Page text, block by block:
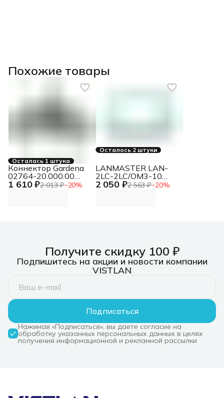
Похожие товары
Осталась 1 штука
1 610 ₽2 013 ₽−20%
Коннектор Gardena
02764-20.000.00
Д.вх.3/4"
Осталось 2 штуки
2 050 ₽2 563 ₽−20%
LANMASTER LAN-
2LC-2LC/OM3-10
Кабель Патч-корд
Получите скидку 100 ₽
Подпишитесь на акции и новости компании
VISTLAN
Подписаться
Нажимая «Подписаться», вы даете согласие на
обработку указанных персональных данных в целях
получения информационной и рекламной рассылки